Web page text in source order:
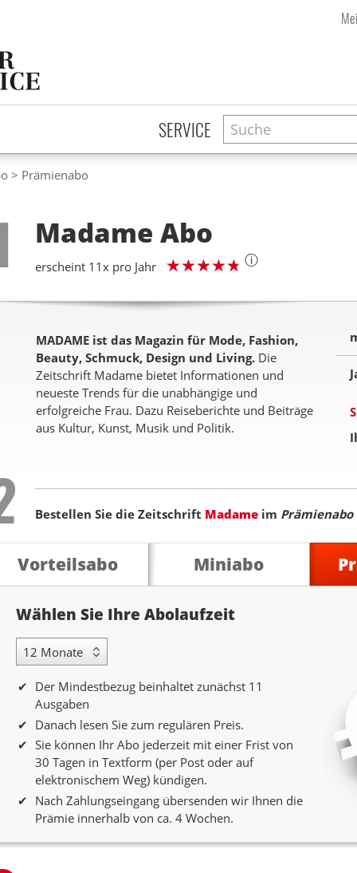
SERVICE Suche
Zeitschriftensuche
Prämienabo
Madame Abo
erscheint 11x pro Jahr ⓘ
MADAME ist das Magazin für Mode, Fashion,
Beauty, Schmuck, Design und Living. Die
Zeitschrift Madame bietet Informationen und
neueste Trends für die unabhängige und
erfolgreiche Frau. Dazu Reiseberichte und Beiträge
aus Kultur, Kunst, Musik und Politik.
Bestellen Sie die Zeitschrift Madame im Prämienabo
Vorteilsabo Miniabo
Wählen Sie Ihre Abolaufzeit
12 Monate Laufzeit
Der Mindestbezug beinhaltet zunächst 11
Ausgaben
Danach lesen Sie zum regulären Preis.
Sie können Ihr Abo jederzeit mit einer Frist von
30 Tagen in Textform (per Post oder auf
elektronischem Weg) kündigen.
Nach Zahlungseingang übersenden wir Ihnen die
Prämie innerhalb von ca. 4 Wochen.